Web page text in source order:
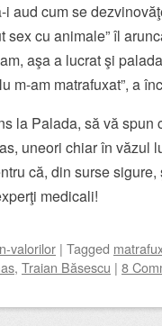
i aud cum se
sex cu animale” îl
aşa a lucrat şi
m-am matrafuxat”, a
la Palada, să vă spun
uneori chiar în văzul
că, din surse
medicali!
valorilor | Tagged
, Traian Băsescu | 8